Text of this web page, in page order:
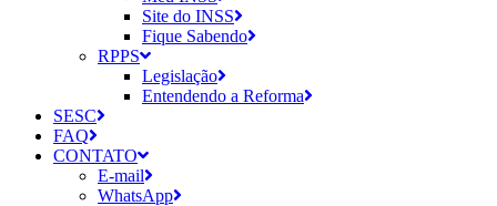
Site do INSS
Fique Sabendo
RPPS
Legislação
Entendendo a Reforma
SESC
FAQ
CONTATO
E-mail
WhatsApp